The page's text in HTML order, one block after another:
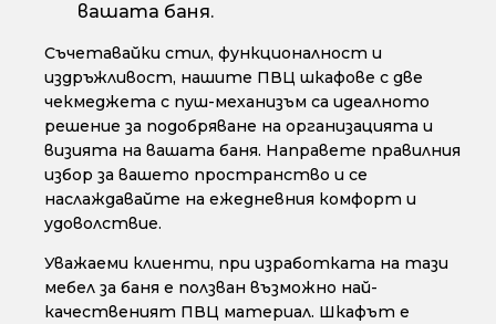
вашата баня.
Съчетавайки стил, функционалност и
издръжливост, нашите ПВЦ шкафове с две
чекмеджета с пуш-механизъм са идеалното
решение за подобряване на организацията и
визията на вашата баня. Направете правилния
избор за вашето пространство и се
наслаждавайте на ежедневния комфорт и
удоволствие.
Уважаеми клиенти, при изработката на тази
мебел за баня е ползван възможно най-
качественият ПВЦ материал. Шкафът е